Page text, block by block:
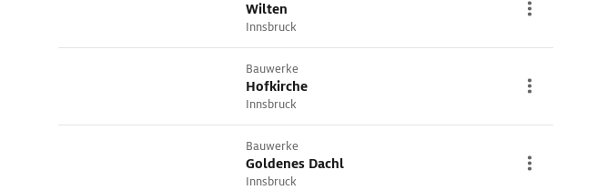
Wilten
Innsbruck
Bauwerke
Hofkirche
Innsbruck
Bauwerke
Goldenes Dachl
Innsbruck